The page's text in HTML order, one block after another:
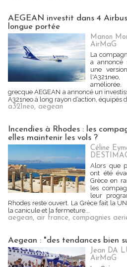
AEGEAN investit dans 4
longue portée
Manon
AirMaG
La
a annoncé
une
grecque AEGEAN a annoncé un
A321neo à long rayon d’action, équipés
a321neo, aegean
Incendies à Rhodes : les
elles maintenir les vols ?
Céline
Alors que
ont été
Grèce en
les
leur
Rhodes reste ouvert. La Grèce fait la
la canicule et la fermeture...
aegean, air france, compagnies
Aegean : "des tendances bien
Jean DA
AirMaG